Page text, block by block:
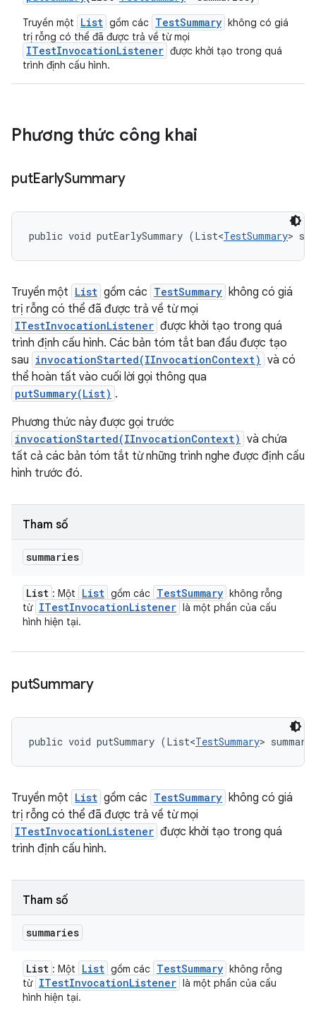
Truyền một List gồm các TestSummary không có giá
trị rỗng có thể đã được trả về từ mọi
ITestInvocationListener được khởi tạo trong quá
trình định cấu hình.
Phương thức công khai
putEarlySummary
public void putEarlySummary (List<TestSummary>
Truyền một List gồm các TestSummary không có giá
trị rỗng có thể đã được trả về từ mọi
ITestInvocationListener được khởi tạo trong quá
trình định cấu hình. Các bản tóm tắt ban đầu được tạo
sau invocationStarted(IInvocationContext) và có
thể hoàn tất vào cuối lời gọi thông qua
putSummary(List) .
Phương thức này được gọi trước
invocationStarted(IInvocationContext) và chứa
tất cả các bản tóm tắt từ những trình nghe được định cấu
hình trước đó.
Tham số
summaries
List : Một List gồm các TestSummary không rỗng
từ ITestInvocationListener là một phần của cấu
hình hiện tại.
putSummary
public void putSummary (List<TestSummary>
Truyền một List gồm các TestSummary không có giá
trị rỗng có thể đã được trả về từ mọi
ITestInvocationListener được khởi tạo trong quá
trình định cấu hình.
Tham số
summaries
List : Một List gồm các TestSummary không rỗng
từ ITestInvocationListener là một phần của cấu
hình hiện tại.